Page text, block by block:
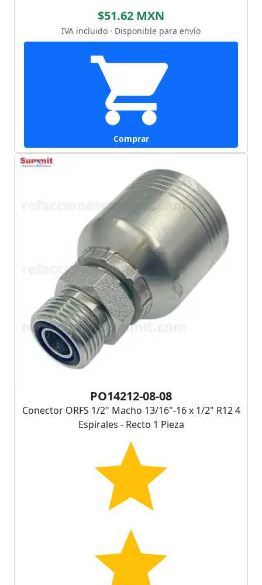
$51.62 MXN
IVA incluido · Disponible para envío
Comprar
PO14212-08-08
Conector ORFS 1/2" Macho 13/16"-16 x 1/2" R12 4
Espirales - Recto 1 Pieza